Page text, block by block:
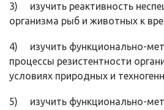
3) изучить реактивность
организма рыб и животных к
4) изучить функционально-
процессы резистентности
условиях природных и
5) изучить функционально-